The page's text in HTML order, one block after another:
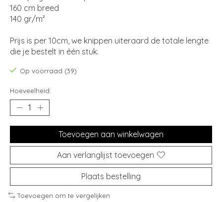
160 cm breed
140 gr/m²
Prijs is per 10cm, we knippen uiteraard de totale lengte
die je bestelt in één stuk.
Op voorraad (39)
Hoeveelheid:
Toevoegen aan winkelwagen
Aan verlanglijst toevoegen
Plaats bestelling
Toevoegen om te vergelijken